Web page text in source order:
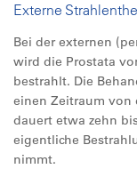
Externe
Bei der externen
wird die Prostata
bestrahlt. Die
einen Zeitraum von
dauert etwa zehn
eigentliche
nimmt.